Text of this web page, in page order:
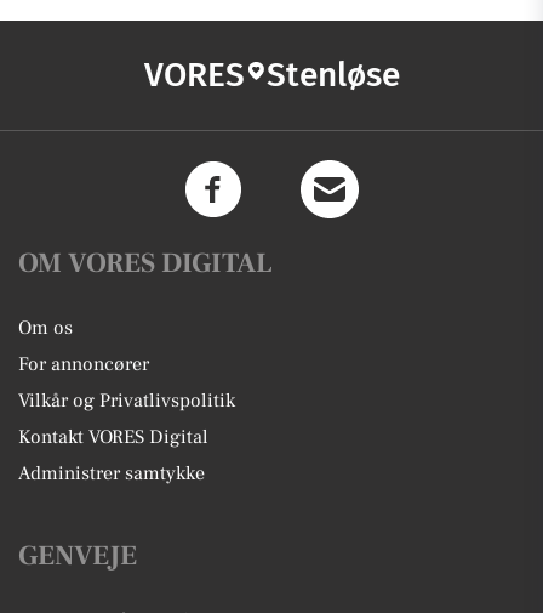
VORES Stenløse
OM VORES DIGITAL
Om os
For annoncører
Vilkår og Privatlivspolitik
Kontakt VORES Digital
Administrer samtykke
GENVEJE